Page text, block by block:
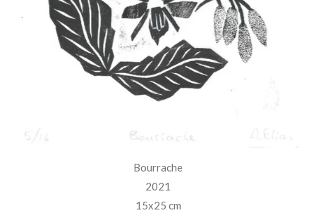
Bourrache
2021
15x25 cm